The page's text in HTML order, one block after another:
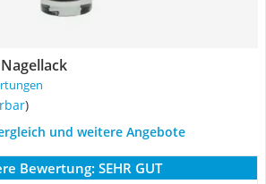
)
und weitere Angebote
Bewertung: SEHR GUT